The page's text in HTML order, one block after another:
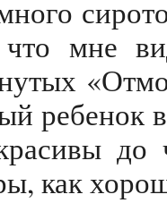
что мне
ребенок
до
как